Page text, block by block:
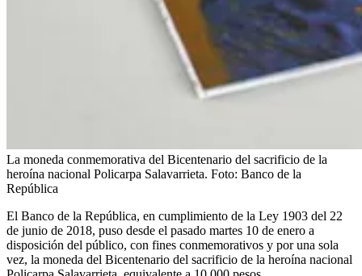
La moneda conmemorativa del Bicentenario del sacrificio de la
heroína nacional Policarpa Salavarrieta. Foto: Banco de la
República
El Banco de la República, en cumplimiento de la Ley 1903 del 22
de junio de 2018, puso desde el pasado martes 10 de enero a
disposición del público, con fines conmemorativos y por una sola
vez, la moneda del Bicentenario del sacrificio de la heroína nacional